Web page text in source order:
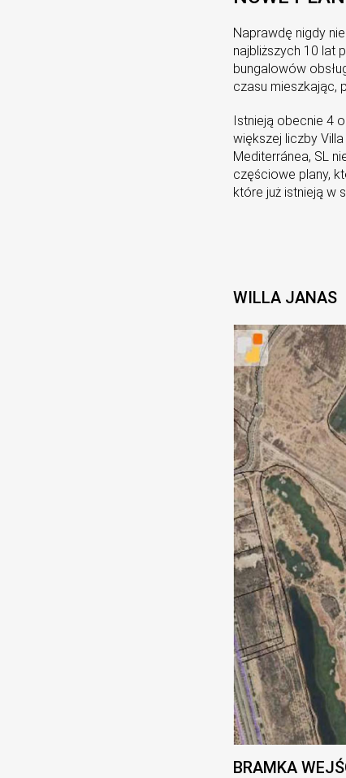
Naprawdę nigdy
najbliższych 10 lat
bungalowów
czasu mieszkając,
Istnieją obecnie 4
większej liczby
Mediterránea, SL
częściowe plany,
które już istnieją w
WILLA JANAS
BRAMKA